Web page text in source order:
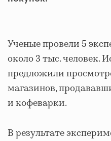
Ученые провели 5
около 3 тыс. человек.
предложили
магазинов,
и кофеварки.
В результате